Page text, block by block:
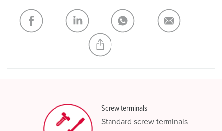
My list ADD
CREATE A NEW LIST
Screw terminals
Standard screw terminals